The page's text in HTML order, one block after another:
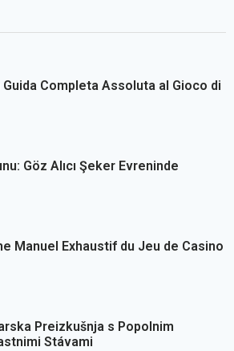
Guida Completa Assoluta al Gioco di
Göz Alıcı Şeker Evreninde
Manuel Exhaustif du Jeu de Casino
Preizkušnja s Popolnim
Stávami